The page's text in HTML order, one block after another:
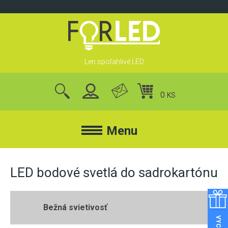
to
Len spoľahlivé LED
0 KS
Menu
FORLED
FORLED
KONTAKT
LED REFLEKTORY
LED bodové svetlá do sadrokartónu
Bežná svietivosť